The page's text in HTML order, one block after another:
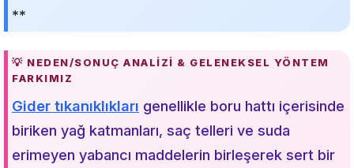
**
💡 NEDEN/SONUÇ ANALIZI & GELENEKSEL YÖNTEM
FARKIMIZ
Gider tıkanıklıkları genellikle boru hattı içerisinde
biriken yağ katmanları, saç telleri ve suda
erimeyen yabancı maddelerin birleşerek sert bir